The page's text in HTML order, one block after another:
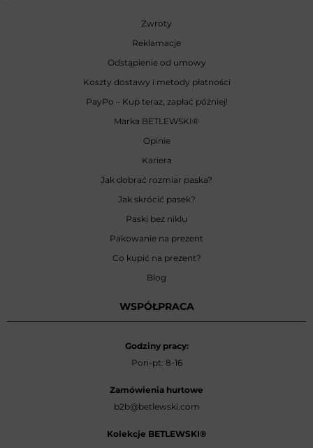
Zwroty
Reklamacje
Odstąpienie od umowy
Koszty dostawy i metody płatności
PayPo – Kup teraz, zapłać później!
Marka BETLEWSKI®
Opinie
Kariera
Jak dobrać rozmiar paska?
Jak skrócić pasek?
Paski bez niklu
Pakowanie na prezent
Co kupić na prezent?
Blog
WSPÓŁPRACA
Godziny pracy:
Pon-pt: 8-16
Zamówienia hurtowe
b2b@betlewski.com
Kolekcje BETLEWSKI®